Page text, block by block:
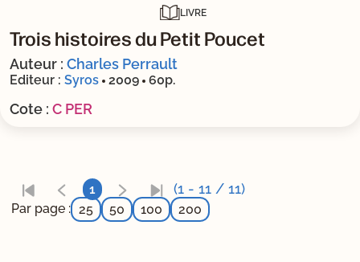
LIVRE
Trois histoires du Petit Poucet
Auteur : Charles Perrault
Editeur : Syros 2009 60p.
Cote : C PER
1 (1 - 11 / 11)
Par page : 25 50 100 200